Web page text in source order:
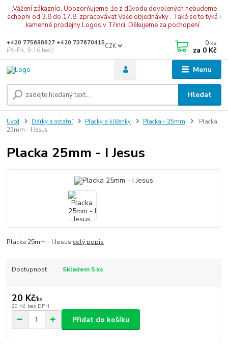
.Vážení zákazníci, Upozorňujeme ,že z důvodu dovolených nebudeme
schopni od 3.8 do 17.8. zpracovávat Vaše objednávky . Také se to tyká i
kamenné prodejny Logos v Třinci. Děkujeme za pochopení .
Menu
CZK
Hledat
+420 775688827 +420 737670415
(Po-Pá, 9-16 hod.)
0 ks
za 0 Kč
Úvod Dárky a ostatní Placky a klíčenky Placka - 25mm
Placka
25mm - I Jesus
Placka 25mm - I Jesus
Placka 25mm - I Jesus celý popis
Dostupnost Skladem 5 ks
20 Kč/ks
20 Kč bez DPH
Přidat do košíku